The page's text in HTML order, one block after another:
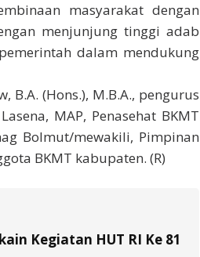
masyarakat dengan
menjunjung tinggi adab
dalam mendukung
B.A. (Hons.), M.B.A., pengurus
MAP, Penasehat BKMT
Bolmut/mewakili, Pimpinan
BKMT kabupaten. (R)
Kegiatan HUT RI Ke 81